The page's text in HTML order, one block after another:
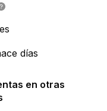
días
en otras